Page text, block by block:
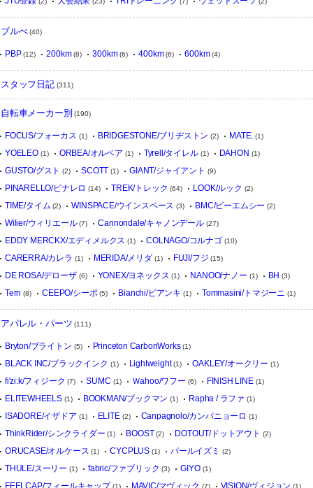
ブルべ(40)
PBP(12) 200km(8) 300km(6) 400km(6) 600km(4)
スタッフ日記(311)
自転車メーカー別 (190)
FOCUS/フォーカス (1) BRIDGESTONE/ブリヂストン (2) MATE. (1)
YOELEO(1) ORBEA/オルベア (1) Tyrell/タイレル(1) DAHON (1)
GUSTO/グスト (2) SCOTT (1) GIANT/ジャイアント (9)
PINARELLO/ピナレロ (14) TREK/トレック (64) LOOK/ルック (2)
TIME/タイム (2) WINSPACE/ウインスペース (3) BMC/ビーエムシー (2)
Wilier/ウィリエール(7) Cannondale/キャノンデール(27)
EDDY MERCKX/エディメルクス (1) COLNAGO/コルナゴ (10)
CARERRA/カレラ (1) MERIDA/メリダ (1) FUJI/フジ (15)
DE ROSA/デローザ (6) YONEX/ヨネックス (1) NANOO/ナノー (1) BH (3)
Tern (8) CEEPO/シーポ (5) Bianchi/ビアンキ (1) Tommasini/トマジーニ (1)
アパレル・パーツ (111)
Bryton/ブライトン (5) Princeton CarbonWorks(1)
BLACK INC/ブラックインク (1) Lightweight(1) OAKLEY/オークリー (1)
fi'zi:k/フィジーク (7) SUMC (1) Ｗahoo/ワフー (6) FINISH LINE (1)
ELITEWHEELS(1) BOOKMAN/ブックマン (1) Rapha / ラファ (1)
ISADORE/イザドア (1) ELITE (2) Canpagnolo/カンパニョーロ (1)
ThinkRider/シンクライダー (1) BOOST (2) DOTOUT/ドットアウト (2)
ORUCASE/オルケース (1) CYCPLUS (1) パールイズミ (2)
THULE/スーリー (1) fabric/ファブリック (3) GIYO(1)
FEELCAP/フィールキャップ(1) MAVIC/マヴィック (7) VISION/ヴィジョン (1)